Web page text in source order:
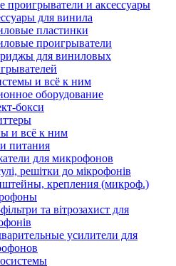
проигрыватели и аксессуары
для винила
пластинки
проигрыватели
для виниловых
и всё к ним
оборудование
бокси
и всё к ним
питания
для микрофонов
решітки до мікрофонів
крепления (микроф.)
та вітрозахист для
усилители для